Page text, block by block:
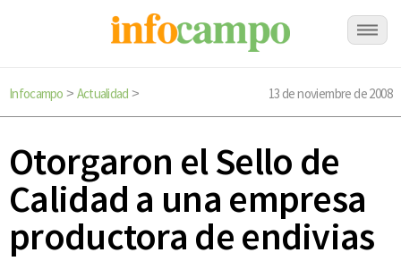
Infocampo > Actualidad > 13 de noviembre de 2008
Otorgaron el Sello de
Calidad a una empresa
productora de endivias